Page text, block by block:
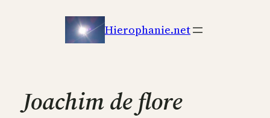
Hierophanie.net
Joachim de flore